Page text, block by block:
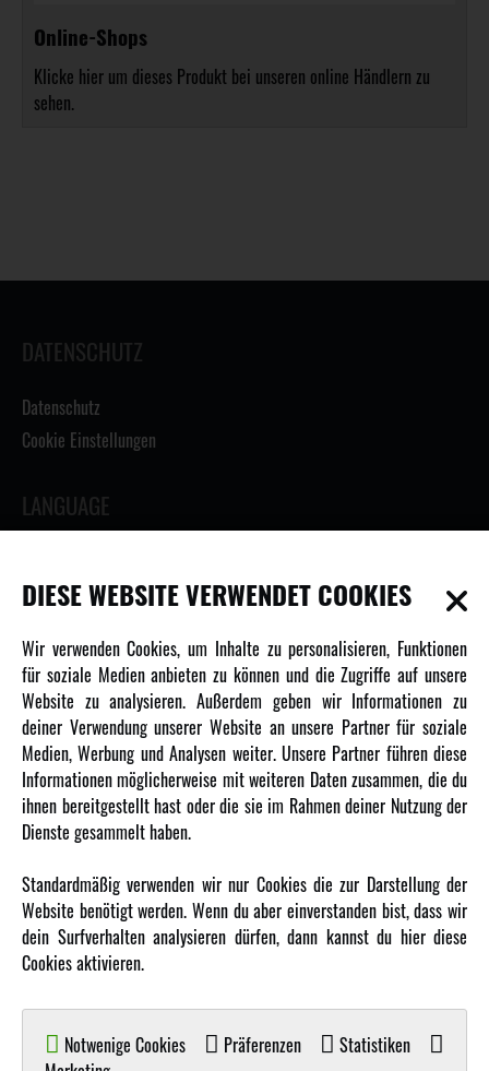
Online-Shops
Klicke hier um dieses Produkt bei unseren online Händlern zu
sehen.
DATENSCHUTZ
Datenschutz
Cookie Einstellungen
LANGUAGE
INFORMATIONEN
Newsletter
Über uns
Karriere
Amewi Kataloge
AMXRacing - Qualitäts RC-Zubehör
Amewi Construction - Nutzfahrzeuge
Amewi B2B-Shop
DIESE WEBSITE VERWENDET COOKIES
Wir verwenden Cookies, um Inhalte zu personalisieren, Funktionen
für soziale Medien anbieten zu können und die Zugriffe auf unsere
Website zu analysieren. Außerdem geben wir Informationen zu
deiner Verwendung unserer Website an unsere Partner für soziale
Medien, Werbung und Analysen weiter. Unsere Partner führen diese
Informationen möglicherweise mit weiteren Daten zusammen, die du
ihnen bereitgestellt hast oder die sie im Rahmen deiner Nutzung der
Dienste gesammelt haben.
Standardmäßig verwenden wir nur Cookies die zur Darstellung der
Website benötigt werden. Wenn du aber einverstanden bist, dass wir
dein Surfverhalten analysieren dürfen, dann kannst du hier diese
Cookies aktivieren.
Notwenige Cookies Präferenzen
Statistiken